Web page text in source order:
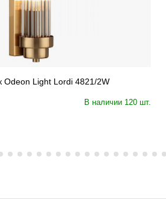
Настенный светильник Odeon Light Lordi 4821/2W
В наличии 120 шт.